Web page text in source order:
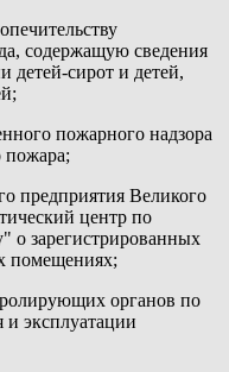
содержащую сведения
детей-сирот и детей,
пожарного надзора
пожара;
предприятия Великого
центр по
о зарегистрированных
помещениях;
органов по
эксплуатации